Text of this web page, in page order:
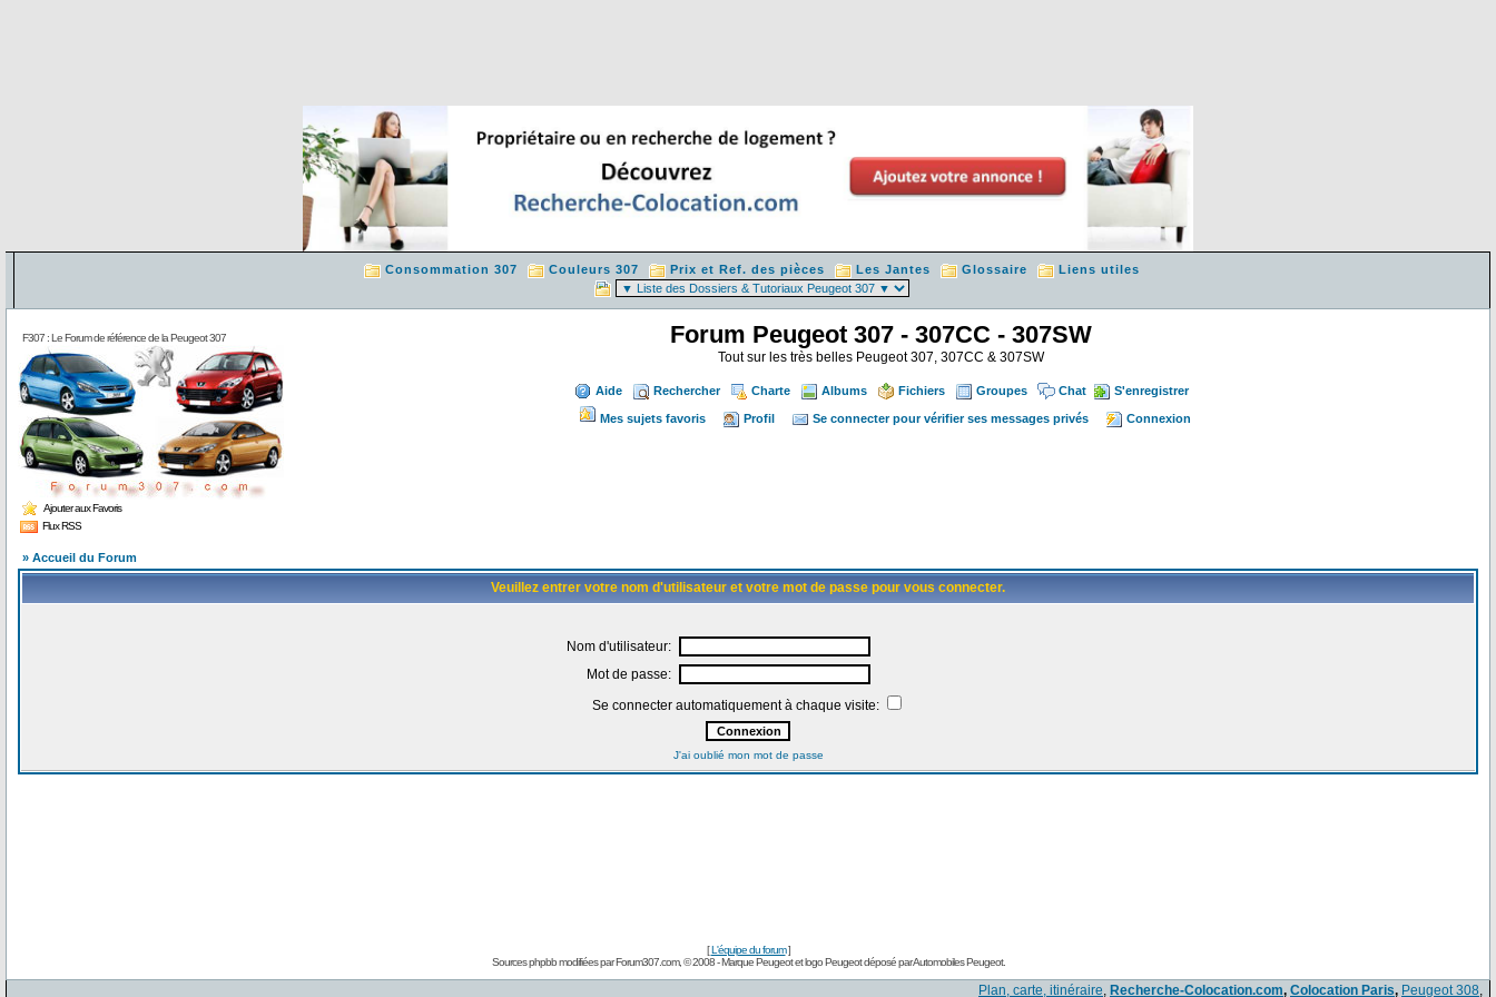
Consommation 307 Couleurs 307 Prix et Ref. des pièces Les Jantes Glossaire Liens utiles
F307 : Le Forum de référence de la Peugeot 307
Ajouter aux Favoris
Flux RSS
Forum Peugeot 307 - 307CC - 307SW
Tout sur les très belles Peugeot 307, 307CC & 307SW
Aide Rechercher Charte Albums Fichiers Groupes Chat S'enregistrer
Mes sujets favoris Profil Se connecter pour vérifier ses messages privés Connexion
» Accueil du Forum
Veuillez entrer votre nom d'utilisateur et votre mot de passe pour vous connecter.
Nom d'utilisateur:
Mot de passe:
Se connecter automatiquement à chaque visite:
J'ai oublié mon mot de passe
[L'équipe du forum]
Sources phpbb modifiées parForum307.com, © 2008 - Marque Peugeot et logo Peugeot déposé par Automobiles Peugeot.
Plan, carte, itinéraire, Recherche-Colocation.com, Colocation Paris, Peugeot 308,